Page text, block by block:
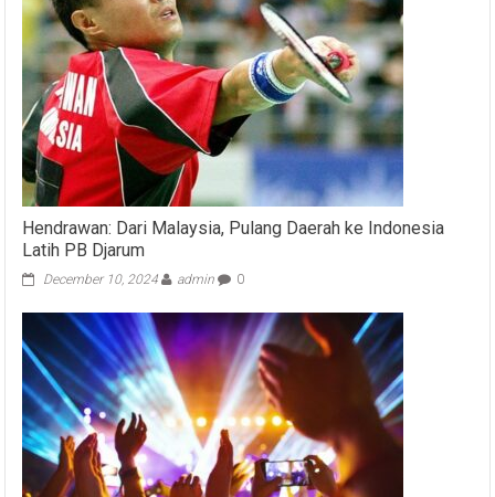
Hendrawan: Dari Malaysia, Pulang Daerah ke Indonesia
Latih PB Djarum
December 10, 2024 admin 0